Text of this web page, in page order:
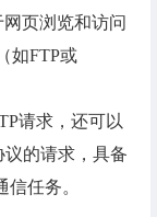
页浏览和访问
如FTP或
请求，还可以
议的请求，具备
任务。